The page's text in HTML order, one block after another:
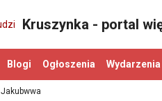
Kruszynka - portal
Blogi Ogłoszenia Wydarzenia
Jakubwwa